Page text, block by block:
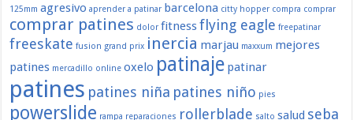
125mm agresivo aprender a patinar barcelona citty hopper compra comprar
comprar patines dolor fitnessflying eagle freepatinar
freeskate fusion grand prix inercia marjau maxxum mejores
patines mercadillo online oxelo patinaje patinar
patines patines niña patines niño pies
powerslide rampa reparaciones rollerblade salto salud seba